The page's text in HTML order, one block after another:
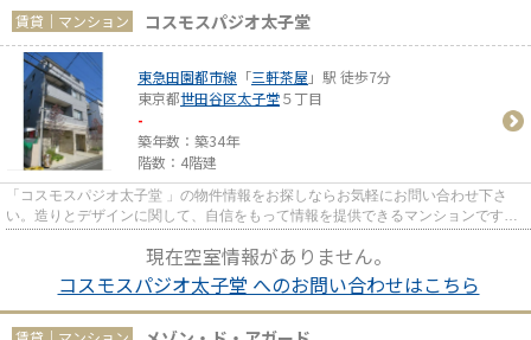
賃貸｜マンション コスモスパジオ太子堂
東急田園都市線 「三軒茶屋 」駅 徒歩7分
東京都世田谷区太子堂５丁目
-
築年数：築34年
階数：4階建
「コスモスパジオ太子堂 」の物件情報をお探しならお気軽にお問い合わせ下さ
い。造りとデザインに関して、自信をもって情報を提供できるマンションです。
現在空室情報がありません。
コスモスパジオ太子堂 へのお問い合わせはこちら